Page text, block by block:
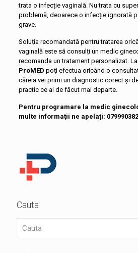
trata o infecție vaginală. Nu trata cu
problemă, deoarece o infecție ignorată
grave.
Soluția recomandată pentru tratarea
vaginală este să consulți un medic
recomanda un tratament personalizat. La
ProMED poți efectua oricând o
căreia vei primi un diagnostic corect și
practic ce ai de făcut mai departe.
Pentru programare la medic
multe informații ne apelați: 079990382
Cauta